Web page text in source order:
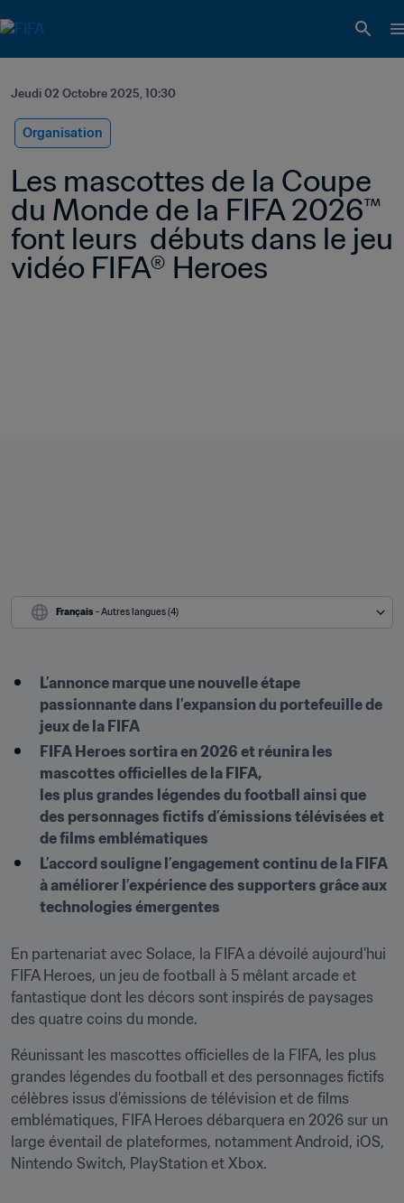
Jeudi 02 Octobre 2025, 10:30
Organisation
Les mascottes de la Coupe
du Monde de la FIFA 2026™
font leurs  débuts dans le jeu
vidéo FIFA® Heroes
Français - Autres langues (4)
L’annonce marque une nouvelle étape
passionnante dans l’expansion du portefeuille de
jeux de la FIFA
FIFA Heroes sortira en 2026 et réunira les
mascottes officielles de la FIFA,
les plus grandes légendes du football ainsi que
des personnages fictifs d’émissions télévisées et
de films emblématiques
L’accord souligne l’engagement continu de la FIFA
à améliorer l’expérience des supporters grâce aux
technologies émergentes
En partenariat avec Solace, la FIFA a dévoilé aujourd’hui
FIFA Heroes, un jeu de football à 5 mêlant arcade et
fantastique dont les décors sont inspirés de paysages
des quatre coins du monde.
Réunissant les mascottes officielles de la FIFA, les plus
grandes légendes du football et des personnages fictifs
célèbres issus d’émissions de télévision et de films
emblématiques, FIFA Heroes débarquera en 2026 sur un
large éventail de plateformes, notamment Android, iOS,
Nintendo Switch, PlayStation et Xbox.